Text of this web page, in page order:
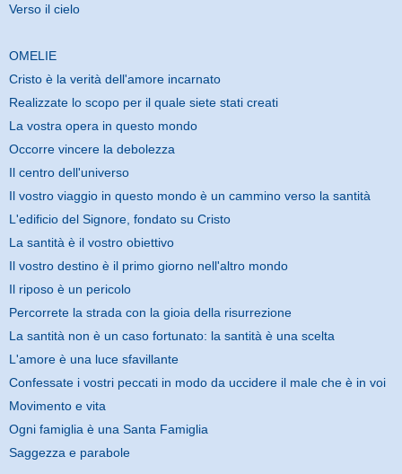
Verso il cielo
OMELIE
Cristo è la verità dell'amore incarnato
Realizzate lo scopo per il quale siete stati creati
La vostra opera in questo mondo
Occorre vincere la debolezza
Il centro dell'universo
Il vostro viaggio in questo mondo è un cammino verso la santità
L'edificio del Signore, fondato su Cristo
La santità è il vostro obiettivo
Il vostro destino è il primo giorno nell'altro mondo
Il riposo è un pericolo
Percorrete la strada con la gioia della risurrezione
La santità non è un caso fortunato: la santità è una scelta
L'amore è una luce sfavillante
Confessate i vostri peccati in modo da uccidere il male che è in voi
Movimento e vita
Ogni famiglia è una Santa Famiglia
Saggezza e parabole